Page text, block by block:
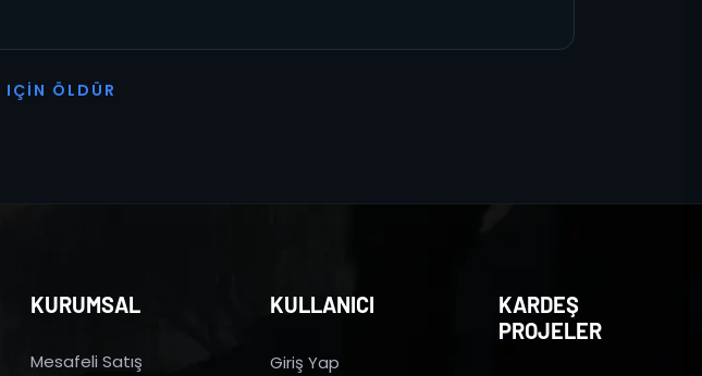
I ÇI N Ö L D Ü R
KURUMSAL
Mesafeli Satış
KULLANICI
Giriş Yap
KARDEŞ
PROJELER